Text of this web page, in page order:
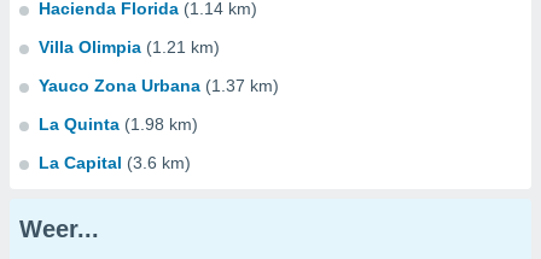
Hacienda Florida (1.14 km)
Villa Olimpia (1.21 km)
Yauco Zona Urbana (1.37 km)
La Quinta (1.98 km)
La Capital (3.6 km)
Weer...